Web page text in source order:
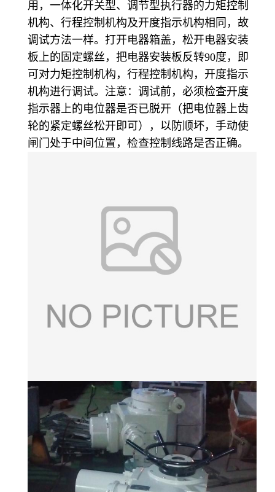
用，一体化开关型、调节型执行器的力矩控制
机构、行程控制机构及开度指示机构相同，故
调试方法一样。打开电器箱盖，松开电器安装
板上的固定螺丝，把电器安装板反转90度，即
可对力矩控制机构，行程控制机构，开度指示
机构进行调试。注意：调试前，必须检查开度
指示器上的电位器是否已脱开（把电位器上齿
轮的紧定螺丝松开即可），以防顺坏，手动使
闸门处于中间位置，检查控制线路是否正确。